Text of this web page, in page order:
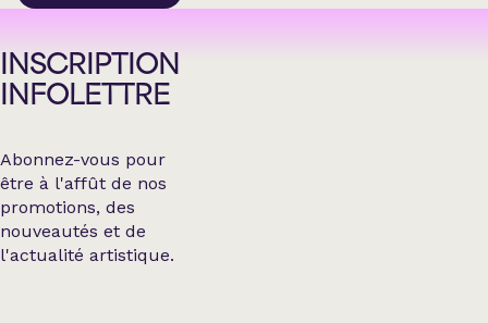
INSCRIPTION
INFOLETTRE
Abonnez-vous pour
être à l'affût de nos
promotions, des
nouveautés et de
l'actualité artistique.